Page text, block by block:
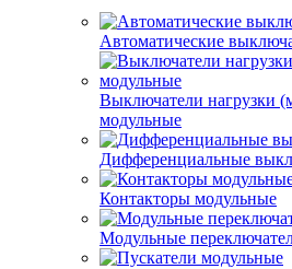
Автоматические
Выключатели нагрузки
модульные
Дифференциальные
Контакторы модульные
Модульные